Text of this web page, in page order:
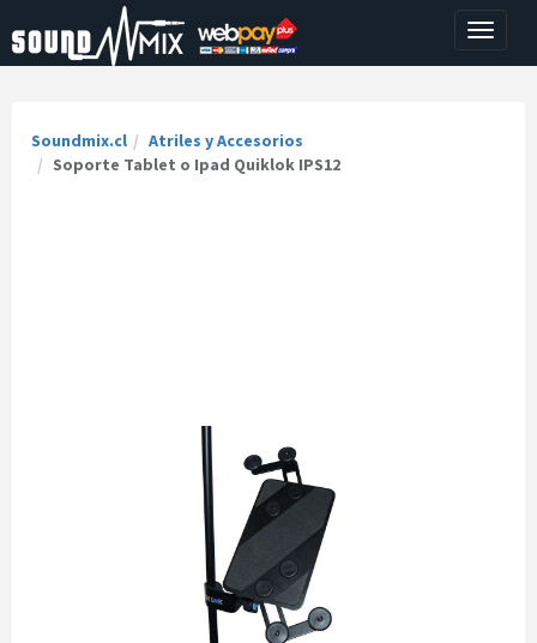
Toggle
Soundmix.cl
Atriles y Accesorios
Soporte Tablet o Ipad Quiklok IPS12